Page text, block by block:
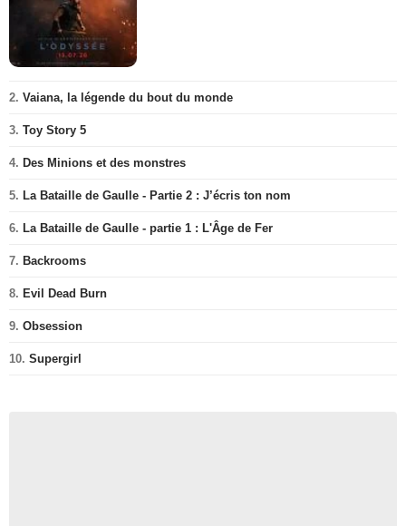
2. Vaiana, la légende du bout du monde
3. Toy Story 5
4. Des Minions et des monstres
5. La Bataille de Gaulle - Partie 2 : J’écris ton nom
6. La Bataille de Gaulle - partie 1 : L'Âge de Fer
7. Backrooms
8. Evil Dead Burn
9. Obsession
10. Supergirl